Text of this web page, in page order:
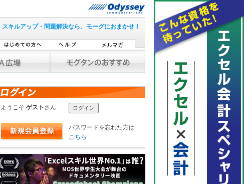
スキルアップ・問題解決なら、モーグにおまかせ！
ようこそ ゲスト さん
パスワードを忘れた方は
こちら